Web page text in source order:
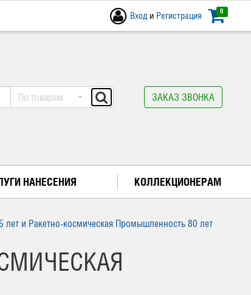
0
Вход и Регистрация
По товарам ЗАКАЗ ЗВОНКА
НАНЕСЕНИЯ КОЛЛЕКЦИОНЕРАМ
лет и Ракетно-космическая Промышленность 80 лет